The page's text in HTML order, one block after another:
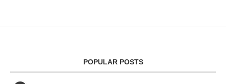
POPULAR POSTS